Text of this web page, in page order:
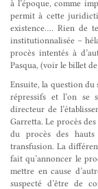
à l’époque, comme
permit à cette
existence…. Rien de
institutionnalisée –
procès intentés à
Pasqua, (voir le billet
Ensuite, la question du
répressifs et l’on se
directeur de
Garretta. Le procès
du procès des
transfusion. La
fait qu’annoncer le
mettre en cause
suspecté d’être de